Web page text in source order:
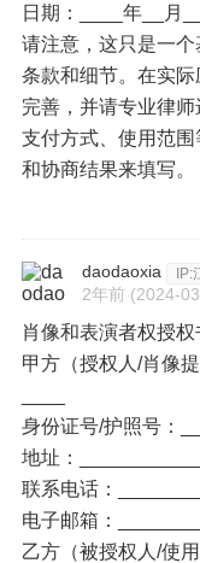
日期：____年__月
请注意，这只是一
条款和细节。在实
完善，并请专业律师
支付方式、使用范
和协商结果来填写。
daodaoxia IP:
2年前 (2024-
肖像和表演者权授权
甲方（授权人/肖像
身份证号/护照号：
地址：
联系电话：
电子邮箱：
乙方（被授权人/使